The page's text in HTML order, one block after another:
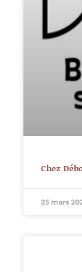
Chez
25 mars